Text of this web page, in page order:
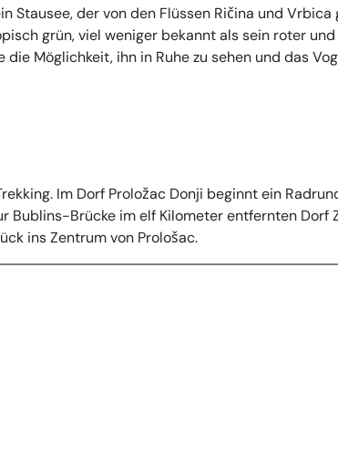
Stausee, der von den Flüssen Ričina und
grün, viel weniger bekannt als sein roter
Möglichkeit, ihn in Ruhe zu sehen und das
Im Dorf Proložac Donji beginnt ein
Bublins-Brücke im elf Kilometer entfernten Dorf
ins Zentrum von Prološac.